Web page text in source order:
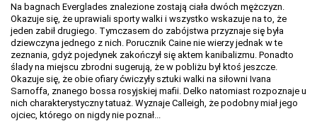
Na bagnach Everglades znalezione zostają ciała dwóch mężczyzn.
Okazuje się, że uprawiali sporty walki i wszystko wskazuje na to, że
jeden zabił drugiego. Tymczasem do zabójstwa przyznaje się była
dziewczyna jednego z nich. Porucznik Caine nie wierzy jednak w te
zeznania, gdyż pojedynek zakończył się aktem kanibalizmu. Ponadto
ślady na miejscu zbrodni sugerują, że w pobliżu był ktoś jeszcze.
Okazuje się, że obie ofiary ćwiczyły sztuki walki na siłowni Ivana
Sarnoffa, znanego bossa rosyjskiej mafii. Delko natomiast rozpoznaje u
nich charakterystyczny tatuaż. Wyznaje Calleigh, że podobny miał jego
ojciec, którego on nigdy nie poznał...